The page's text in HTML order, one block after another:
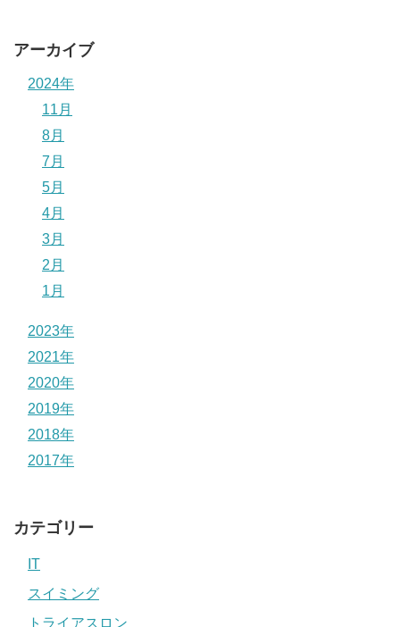
アーカイブ
2024年
11月
8月
7月
5月
4月
3月
2月
1月
2023年
2021年
2020年
2019年
2018年
2017年
カテゴリー
IT
スイミング
トライアスロン